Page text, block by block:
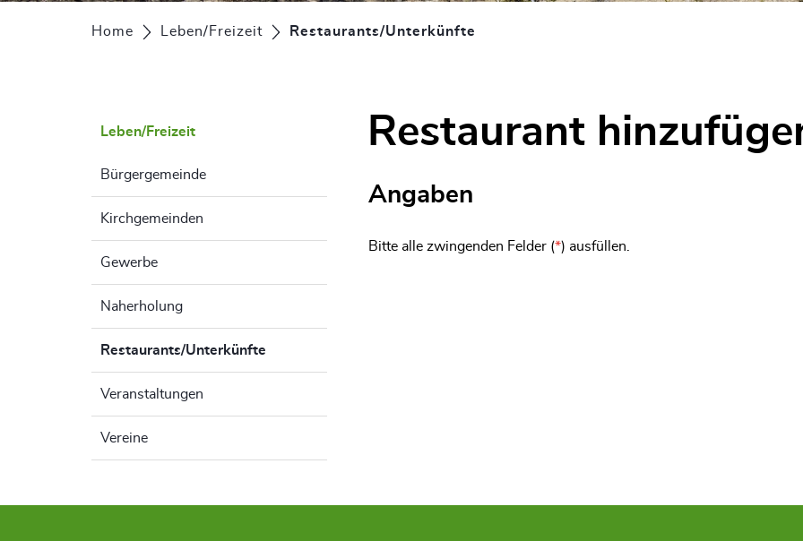
Home Leben/Freizeit Restaurants/Unterkünfte
Leben/Freizeit
Bürgergemeinde
Kirchgemeinden
Gewerbe
Naherholung
Restaurants/Unterkünfte
Veranstaltungen
Vereine
Restaurant
Angaben
Bitte alle zwingenden Felder (*) ausfüllen.
Fusszeile